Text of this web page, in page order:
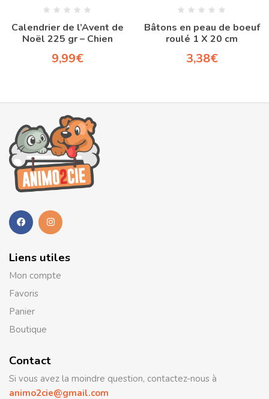
Calendrier de l’Avent de
Noël 225 gr – Chien
9,99€
Bâtons en peau de boeuf
roulé 1 X 20 cm
3,38€
Liens utiles
Mon compte
Favoris
Panier
Boutique
Contact
Si vous avez la moindre question, contactez-nous à
animo2cie@gmail.com